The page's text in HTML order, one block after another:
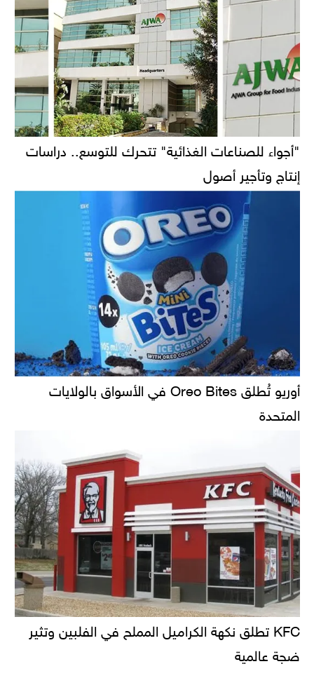
"أجواء للصناعات الغذائية" تتحرك للتوسع.. دراسات
إنتاج وتأجير أصول
أوريو تُطلق Oreo Bites في الأسواق بالولايات
المتحدة
KFC تطلق نكهة الكراميل المملح في الفلبين وتثير
ضجة عالمية